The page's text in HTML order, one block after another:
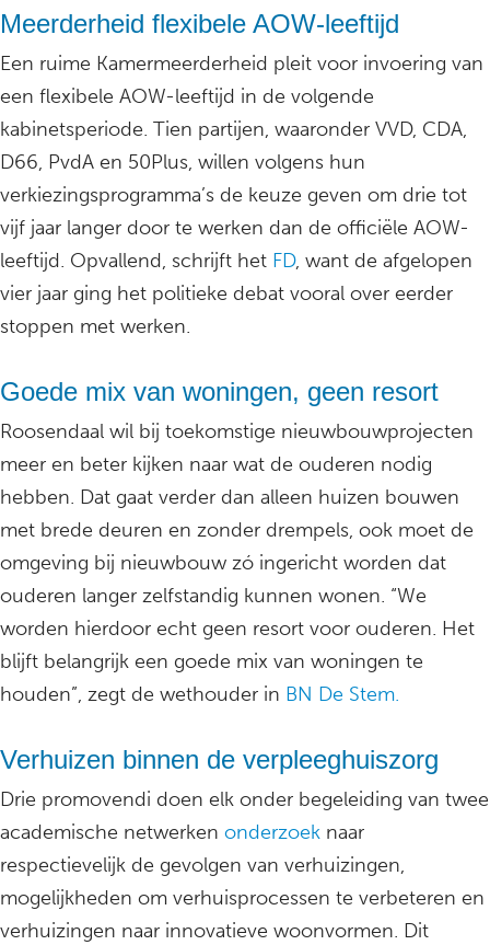
Meerderheid flexibele AOW-leeftijd
Een ruime Kamermeerderheid pleit voor invoering van
een flexibele AOW-leeftijd in de volgende
kabinetsperiode. Tien partijen, waaronder VVD, CDA,
D66, PvdA en 50Plus, willen volgens hun
verkiezingsprogramma’s de keuze geven om drie tot
vijf jaar langer door te werken dan de officiële AOW-
leeftijd. Opvallend, schrijft het FD, want de afgelopen
vier jaar ging het politieke debat vooral over eerder
stoppen met werken.
Goede mix van woningen, geen resort
Roosendaal wil bij toekomstige nieuwbouwprojecten
meer en beter kijken naar wat de ouderen nodig
hebben. Dat gaat verder dan alleen huizen bouwen
met brede deuren en zonder drempels, ook moet de
omgeving bij nieuwbouw zó ingericht worden dat
ouderen langer zelfstandig kunnen wonen. “We
worden hierdoor echt geen resort voor ouderen. Het
blijft belangrijk een goede mix van woningen te
houden”, zegt de wethouder in BN De Stem.
Verhuizen binnen de verpleeghuiszorg
Drie promovendi doen elk onder begeleiding van twee
academische netwerken onderzoek naar
respectievelijk de gevolgen van verhuizingen,
mogelijkheden om verhuisprocessen te verbeteren en
verhuizingen naar innovatieve woonvormen. Dit